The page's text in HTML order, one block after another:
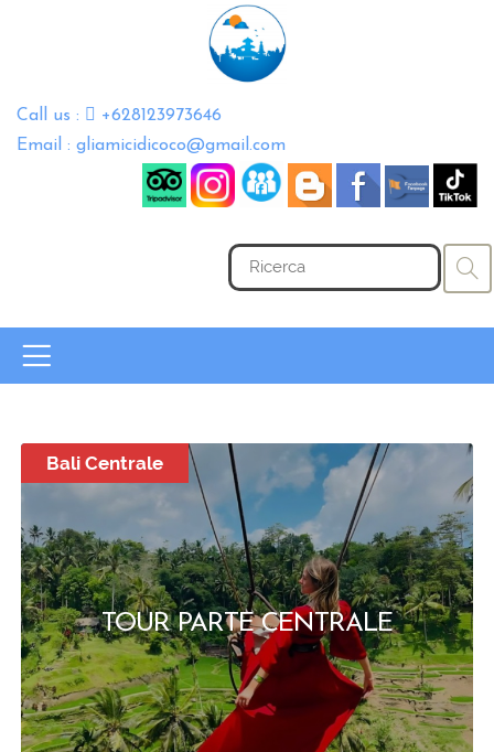
Call us :
+628123973646
Email : gliamicidicoco@gmail.com
TOUR PARTE CENTRALE
Bali Centrale